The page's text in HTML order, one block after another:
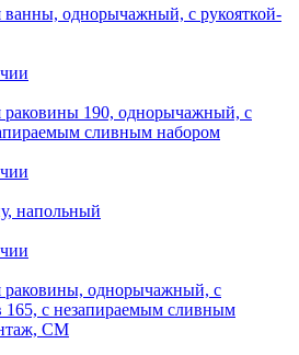
ванны, однорычажный, с рукояткой-
раковины 190, однорычажный, с
сливным набором
напольный
раковины, однорычажный, с
165, с незапираемым сливным
СМ